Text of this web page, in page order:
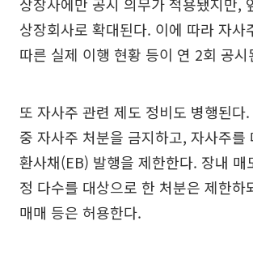
상장회사로 확대된다. 이에 따라 자사
따른 실제 이행 현황 등이 연 2회 공시
또 자사주 관련 제도 정비도 병행된다
중 자사주 처분을 금지하고, 자사주를
환사채(EB) 발행을 제한한다. 장내 매
정 다수를 대상으로 한 처분은 제한하
매매 등은 허용한다.